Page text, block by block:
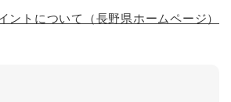
ントについて（長野県ホームページ）